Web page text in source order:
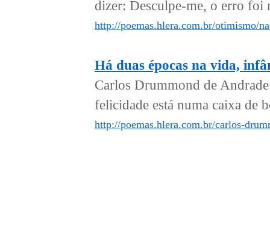
dizer: Desculpe-me, o erro foi
http://poemas.hlera.com.br/otimismo/
Há duas épocas na vida,
Carlos Drummond de
felicidade está numa caixa de
http://poemas.hlera.com.br/carlos-